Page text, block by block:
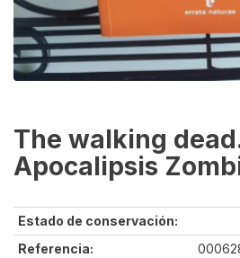
The walking
Apocalipsis
Estado de conservación:
Referencia: